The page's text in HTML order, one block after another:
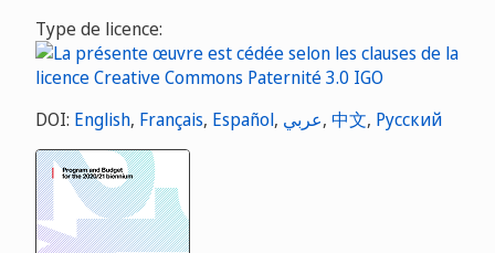
Type de licence:
DOI: English, Français, Español, عربي, 中文, Русский